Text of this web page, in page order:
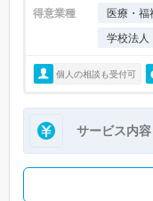
得意業種 医療・福
学校法人
個人の相談も受付可
サービス内容